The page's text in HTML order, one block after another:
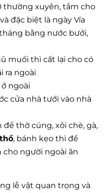
thường xuyên, tắm cho
đặc biệt là ngày Vía
bằng nước bưởi,
muối thì cất lại cho có
ra ngoài
ngoài
cửa nhà tưới vào nhà
để thờ cúng, xôi chè, gà,
, bánh kẹo thì để
người ngoài ăn
lễ vật quan trọng và